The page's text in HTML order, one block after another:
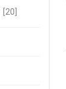
[20]